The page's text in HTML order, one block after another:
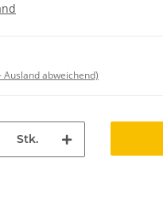
Ausland abweichend)
Stk.